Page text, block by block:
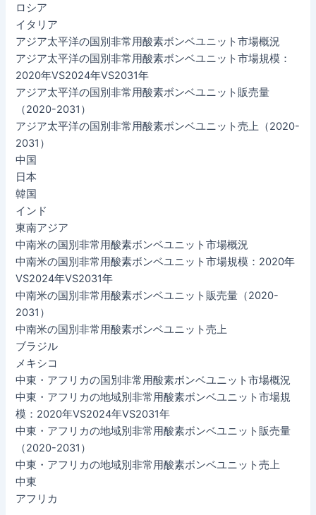
ロシア
イタリア
アジア太平洋の国別非常用酸素ボンベユニット市場概況
アジア太平洋の国別非常用酸素ボンベユニット市場規模：
2020年VS2024年VS2031年
アジア太平洋の国別非常用酸素ボンベユニット販売量
（2020-2031）
アジア太平洋の国別非常用酸素ボンベユニット売上（2020-
2031）
中国
日本
韓国
インド
東南アジア
中南米の国別非常用酸素ボンベユニット市場概況
中南米の国別非常用酸素ボンベユニット市場規模：2020年
VS2024年VS2031年
中南米の国別非常用酸素ボンベユニット販売量（2020-
2031）
中南米の国別非常用酸素ボンベユニット売上
ブラジル
メキシコ
中東・アフリカの国別非常用酸素ボンベユニット市場概況
中東・アフリカの地域別非常用酸素ボンベユニット市場規
模：2020年VS2024年VS2031年
中東・アフリカの地域別非常用酸素ボンベユニット販売量
（2020-2031）
中東・アフリカの地域別非常用酸素ボンベユニット売上
中東
アフリカ